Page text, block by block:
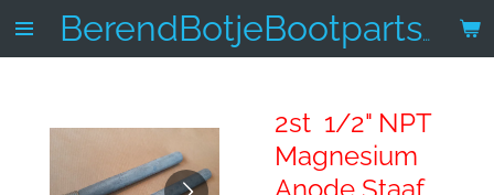
Ga
BerendBotjeBootparts.nl
2st 1/2" NPT
Magnesium